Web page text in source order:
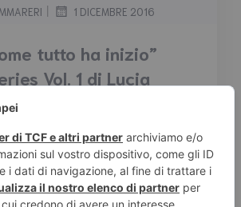
| 1 DICEMBRE 2016
tutto ha inizio”
Vol. 1 di Lucia
Segnalazione
di lettura: < 1
minuto
è fidanzata con Andrea da
e sono molto felici insieme. La